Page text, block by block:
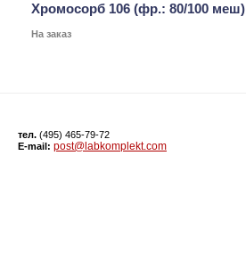
Хромосорб 106 (фр.: 80/100 меш)
На заказ
тел. (495) 465-79-72
E-mail: post@labkomplekt.com